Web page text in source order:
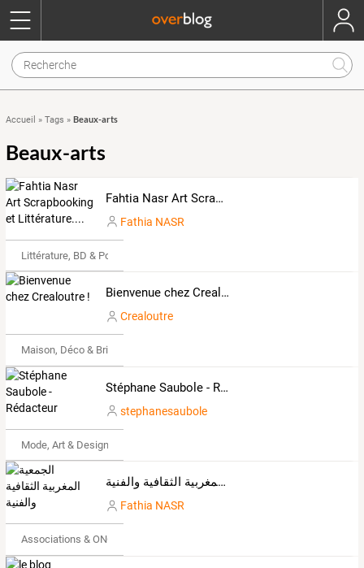
Accueil » Tags » Beaux-arts
Beaux-arts
Fahtia Nasr Art Scrapbooking et Littérature....
Fathia NASR
Littérature, BD & Poésie
Bienvenue chez Crealoutre !
Crealoutre
Maison, Déco & Bricolage
Stéphane Saubole - Rédacteur
stephanesaubole
Mode, Art & Design
الجمعية المغربية الثقافية والفنية
Fathia NASR
Associations & ONG